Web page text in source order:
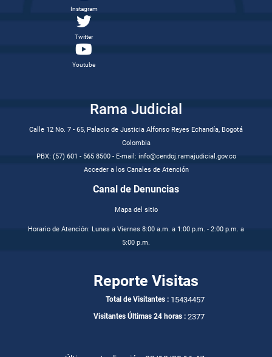
Instagram
Twitter
Youtube
Rama Judicial
Calle 12 No. 7 - 65, Palacio de Justicia Alfonso Reyes Echandía, Bogotá
Colombia
PBX: (57) 601 - 565 8500 - E-mail: info@cendoj.ramajudicial.gov.co
Acceder a los Canales de Atención
Canal de Denuncias
Mapa del sitio
Horario de Atención: Lunes a Viernes 8:00 a.m. a 1:00 p.m. - 2:00 p.m. a
5:00 p.m.
Reporte Visitas
Total de Visitantes : 15434457
Visitantes Últimas 24 horas : 2377